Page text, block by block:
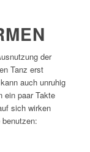
der
Tanz erst
auch unruhig
ein paar Takte
sich wirken